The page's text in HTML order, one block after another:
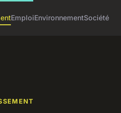
EmploiEnvironnementSociété